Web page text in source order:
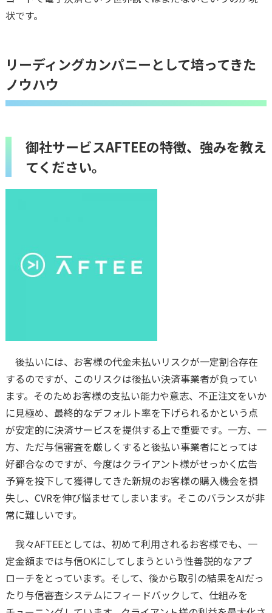
状です。
リーディングカンパニーとして培ってきた
ノウハウ
御社サービスAFTEEの特徴、強みを教え
てください。
後払いには、お客様の代金未払いリスクが一定割合存在
するのですが、このリスクは後払い決済事業者が負ってい
ます。そのためお客様の支払い能力や意志、不正注文をいか
に見極め、最終的なデフォルト率を下げられるかという点
が安定的に決済サービスを提供する上で重要です。一方、一
方、ただ与信審査を厳しくすると後払い事業者にとっては
好都合なのですが、今度はクライアント様がせっかく広告
予算を投下して獲得してきた新規のお客様の購入機会を損
失し、CVRを伸び悩ませてしまいます。そこのバランスが非
常に難しいです。
我々AFTEEとしては、初めて利用されるお客様でも、一
定金額までは与信OKにしてしまうという性善説的なアプ
ローチをとっています。そして、後から取引の結果をAIだっ
たり与信審査システムにフィードバックして、仕組みを